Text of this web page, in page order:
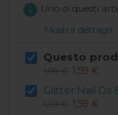
info Uno di questi
Mostra dettagli
Questo
1,59 €
Glitter Nail Ds
1,59 €